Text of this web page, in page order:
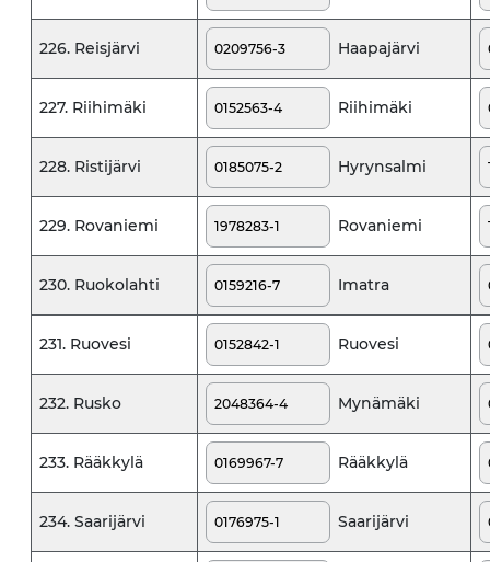
226. Reisjärvi Haapajärvi
227. Riihimäki Riihimäki
228. Ristijärvi Hyrynsalmi
229. Rovaniemi Rovaniemi
230. Ruokolahti Imatra
231. Ruovesi Ruovesi
232. Rusko Mynämäki
233. Rääkkylä Rääkkylä
234. Saarijärvi Saarijärvi